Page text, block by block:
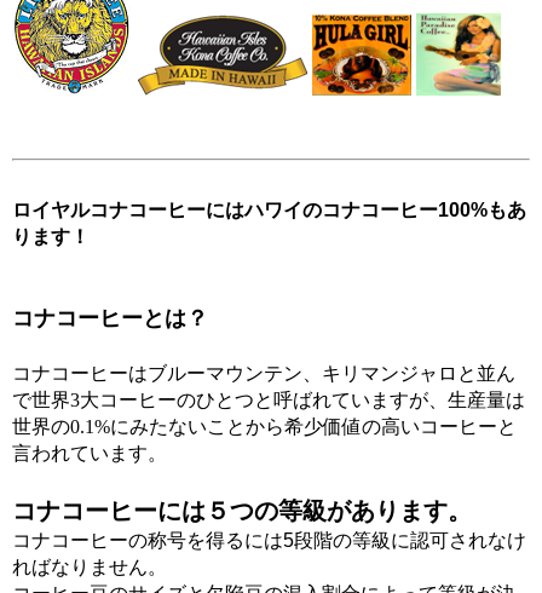
ロイヤルコナコーヒーにはハワイのコナコーヒー100%もあ
ります！
コナコーヒーとは？
コナコーヒーはブルーマウンテン、キリマンジャロと並ん
で世界3大コーヒーのひとつと呼ばれていますが、生産量は
世界の0.1%にみたないことから希少価値の高いコーヒーと
言われています。
コナコーヒーには５つの等級があります。
コナコーヒーの称号を得るには5段階の等級に認可されなけ
ればなりません。